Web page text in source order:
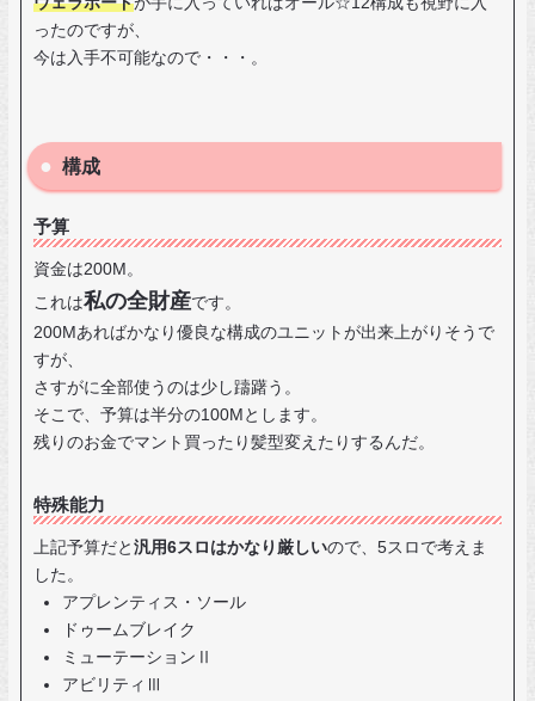
ったのですが、
今は入手不可能なので・・・。
構成
予算
資金は200M。
これは私の全財産です。
200Mあればかなり優良な構成のユニットが出来上がりそうで
すが、
さすがに全部使うのは少し躊躇う。
そこで、予算は半分の100Mとします。
残りのお金でマント買ったり髪型変えたりするんだ。
特殊能力
上記予算だと 汎用6スロはかなり厳しいので、5スロで考えま
した。
アプレンティス・ソール
ドゥームブレイク
ミューテーションⅡ
アビリティⅢ